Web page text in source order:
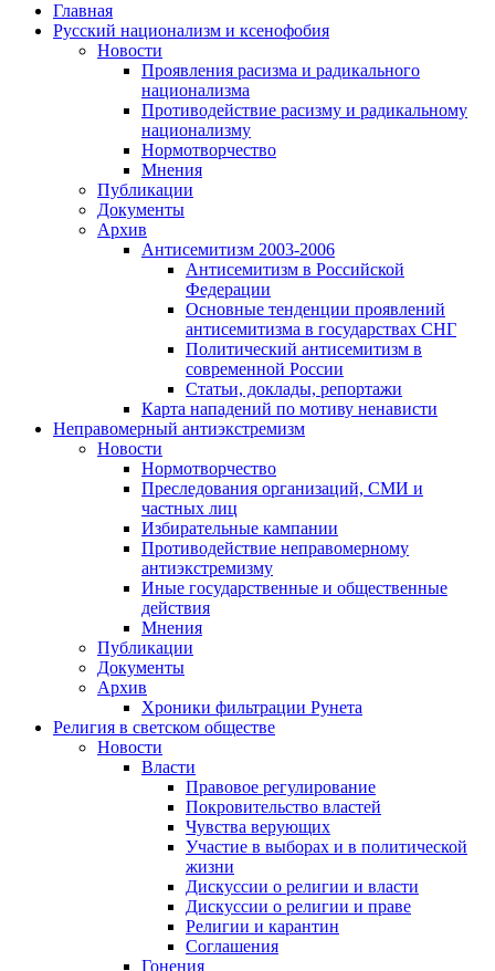
Главная
Русский национализм и ксенофобия
Новости
Проявления расизма и радикального
национализма
Противодействие расизму и радикальному
национализму
Нормотворчество
Мнения
Публикации
Документы
Архив
Антисемитизм 2003-2006
Антисемитизм в Российской
Федерации
Основные тенденции проявлений
антисемитизма в государствах СНГ
Политический антисемитизм в
современной России
Статьи, доклады, репортажи
Карта нападений по мотиву ненависти
Неправомерный антиэкстремизм
Новости
Нормотворчество
Преследования организаций, СМИ и
частных лиц
Избирательные кампании
Противодействие неправомерному
антиэкстремизму
Иные государственные и общественные
действия
Мнения
Публикации
Документы
Архив
Хроники фильтрации Рунета
Религия в светском обществе
Новости
Власти
Правовое регулирование
Покровительство властей
Чувства верующих
Участие в выборах и в политической
жизни
Дискуссии о религии и власти
Дискуссии о религии и праве
Религии и карантин
Соглашения
Гонения